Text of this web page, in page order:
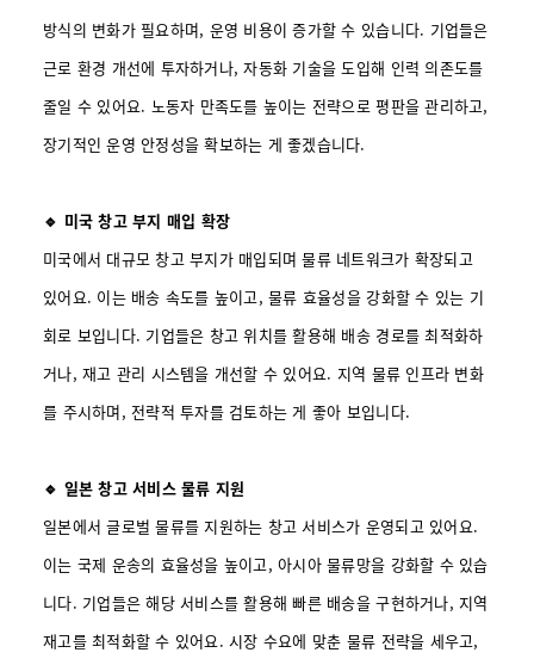
방식의 변화가 필요하며, 운영 비용이 증가할 수 있습니다. 기업들은
근로 환경 개선에 투자하거나, 자동화 기술을 도입해 인력 의존도를
줄일 수 있어요. 노동자 만족도를 높이는 전략으로 평판을 관리하고,
장기적인 운영 안정성을 확보하는 게 좋겠습니다.
🔹 미국 창고 부지 매입 확장
미국에서 대규모 창고 부지가 매입되며 물류 네트워크가 확장되고
있어요. 이는 배송 속도를 높이고, 물류 효율성을 강화할 수 있는 기
회로 보입니다. 기업들은 창고 위치를 활용해 배송 경로를 최적화하
거나, 재고 관리 시스템을 개선할 수 있어요. 지역 물류 인프라 변화
를 주시하며, 전략적 투자를 검토하는 게 좋아 보입니다.
🔹 일본 창고 서비스 물류 지원
일본에서 글로벌 물류를 지원하는 창고 서비스가 운영되고 있어요.
이는 국제 운송의 효율성을 높이고, 아시아 물류망을 강화할 수 있습
니다. 기업들은 해당 서비스를 활용해 빠른 배송을 구현하거나, 지역
재고를 최적화할 수 있어요. 시장 수요에 맞춘 물류 전략을 세우고,